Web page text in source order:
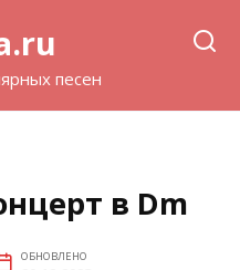
песен
в Dm
ОБНОВЛЕНО